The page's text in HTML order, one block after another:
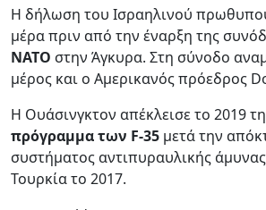
Η δήλωση του Ισραηλινού
μέρα πριν από την έναρξη της
ΝΑΤΟ στην Άγκυρα. Στη σύνοδο
μέρος και ο Αμερικανός πρόεδρος
Η Ουάσινγκτον απέκλεισε το 2019
πρόγραμμα των F-35 μετά την
συστήματος αντιπυραυλικής
Τουρκία το 2017.